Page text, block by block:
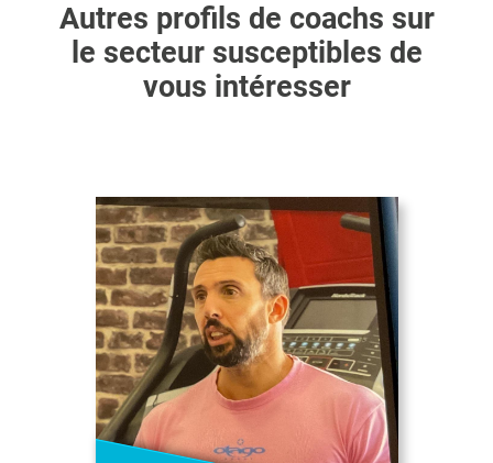
Autres profils de coachs sur
le secteur susceptibles de
vous intéresser